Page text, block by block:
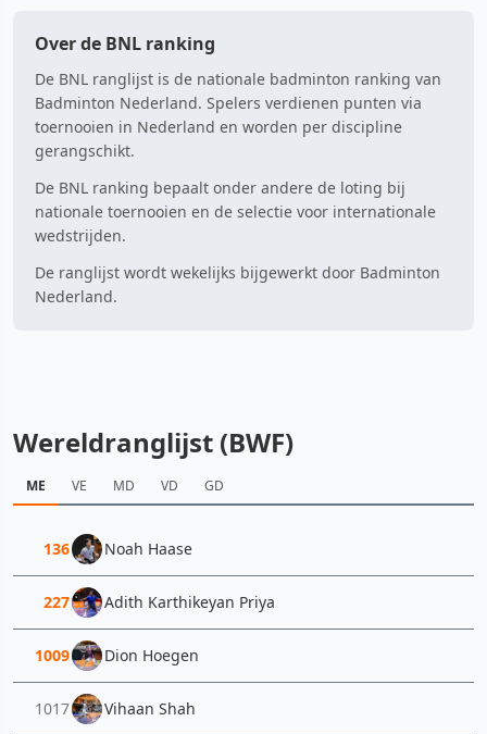
Over de BNL ranking
De BNL ranglijst is de nationale badminton ranking van
Badminton Nederland. Spelers verdienen punten via
toernooien in Nederland en worden per discipline
gerangschikt.
De BNL ranking bepaalt onder andere de loting bij
nationale toernooien en de selectie voor internationale
wedstrijden.
De ranglijst wordt wekelijks bijgewerkt door Badminton
Nederland.
Wereldranglijst (BWF)
ME VE MD VD GD
136 Noah Haase
227 Adith Karthikeyan Priya
1009 Dion Hoegen
1017 Vihaan Shah